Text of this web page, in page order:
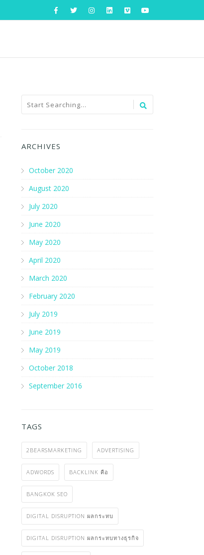
ARCHIVES
October 2020
August 2020
July 2020
June 2020
May 2020
April 2020
March 2020
February 2020
July 2019
June 2019
May 2019
October 2018
September 2016
TAGS
2BEARSMARKETING ADVERTISING
ADWORDS BACKLINK คือ
BANGKOK SEO
DIGITAL DISRUPTION ผลกระทบ
DIGITAL DISRUPTION ผลกระทบทางธุรกิจ